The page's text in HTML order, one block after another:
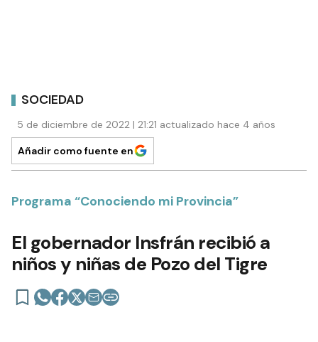
SOCIEDAD
5 de diciembre de 2022 | 21:21 actualizado hace 4 años
Añadir como fuente en
Programa “Conociendo mi Provincia”
El gobernador Insfrán recibió a
niños y niñas de Pozo del Tigre